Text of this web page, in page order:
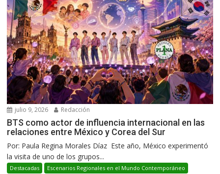
julio 9, 2026 Redacción
BTS como actor de influencia internacional en las
relaciones entre México y Corea del Sur
Por: Paula Regina Morales Díaz Este año, México experimentó
la visita de uno de los grupos...
Destacadas Escenarios Regionales en el Mundo Contemporáneo